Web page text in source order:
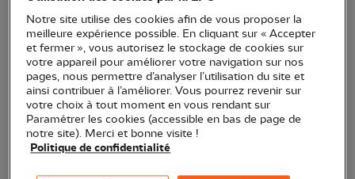
Lors d’une boucle de 5 km, nous longerons
les berges de la rivière ce qui nous permettra
d’observer quelques oiseaux tels que le Cincle
plongeur, les bergeronnettes, Martin-pêcheur
d’Europe.
Une halte est prévue au rucher école.
Nous pourrons, après avoir enfilé les
Notre site utilise des cookies afin de vous proposer la
meilleure expérience possible. En cliquant sur « Accepter
et fermer », vous autorisez le stockage de cookies sur
votre appareil pour améliorer votre navigation sur nos
pages, nous permettre d’analyser l’utilisation du site et
ainsi contribuer à l’améliorer. Vous pourrez revenir sur
votre choix à tout moment en vous rendant sur
Paramétrer les cookies (accessible en bas de page de
notre site). Merci et bonne visite !
Politique de confidentialité